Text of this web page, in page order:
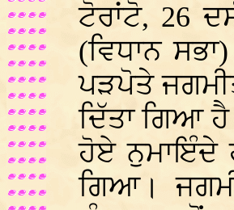
ਟੋਰਾਂਟੋ, 26
(ਵਿਧਾਨ
ਪੜਪੋਤੇ
ਦਿੱਤਾ ਗਿਆ
ਹੋਏ ਨੁਮਾਇੰਦੇ
ਗਿਆ।